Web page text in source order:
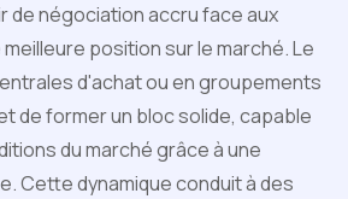
de négociation accru face aux
position sur le marché. Le
d'achat ou en groupements
de former un bloc solide, capable
du marché grâce à une
Cette dynamique conduit à des